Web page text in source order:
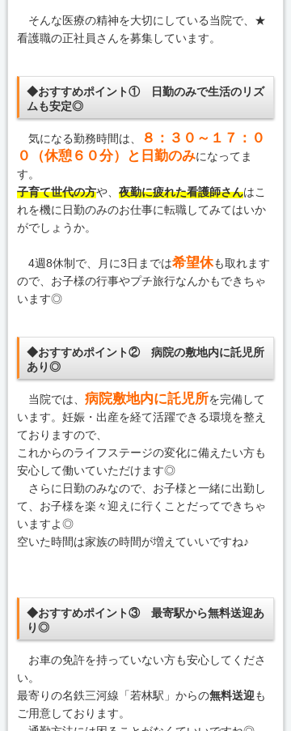
そんな医療の精神を大切にしている当院で、★
看護職の正社員さんを募集しています。
◆おすすめポイント① 日勤のみで生活のリズ
ムも安定◎
気になる勤務時間は、
８：３０～１７：０
０（休憩６０分）と日勤のみになってま
す。
子育て世代の方や、夜勤に疲れた看護師さんはこ
れを機に日勤のみのお仕事に転職してみてはいか
がでしょうか。
4週8休制で、月に3日までは希望休も取れます
ので、お子様の行事やプチ旅行なんかもできちゃ
います◎
◆おすすめポイント② 病院の敷地内に託児所
あり◎
当院では、病院敷地内に託児所を完備して
います。妊娠・出産を経て活躍できる環境を整え
ておりますので、
これからのライフステージの変化に備えたい方も
安心して働いていただけます◎
さらに日勤のみなので、お子様と一緒に出勤し
て、お子様を楽々迎えに行くことだってできちゃ
いますよ◎
空いた時間は家族の時間が増えていいですね♪
◆おすすめポイント③ 最寄駅から無料送迎あ
り◎
お車の免許を持っていない方も安心してくださ
い。
最寄りの名鉄三河線「若林駅」からの無料送迎も
ご用意しております。